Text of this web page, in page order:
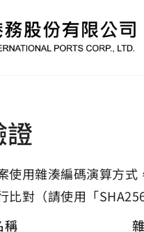
使用雜湊編碼演算方
比對（請使用「
稱